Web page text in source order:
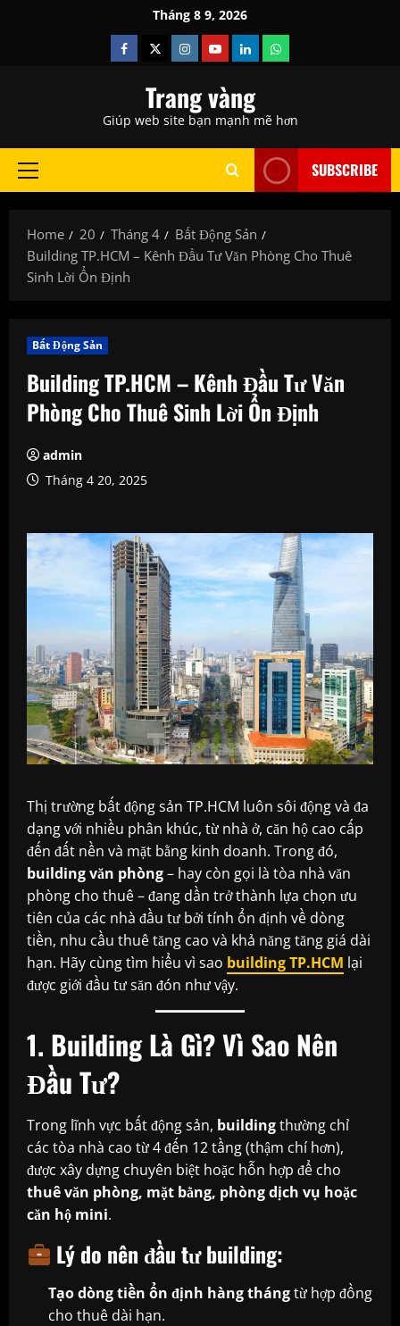
Tháng 8 9, 2026
Facebook
TwitterInstagram
YoutubeLinkedinWhatsapp
Trang vàng
Giúp web site bạn mạnh mẽ hơn
Primary
SUBSCRIBE
Home 20 Tháng 4
Bất Động Sản
Building TP.HCM – Kênh Đầu Tư Văn Phòng Cho Thuê
Sinh Lời Ổn Định
Bất Động Sản
Building TP.HCM – Kênh Đầu Tư Văn
Phòng Cho Thuê Sinh Lời Ổn Định
admin
Tháng 4 20, 2025
Thị trường bất động sản TP.HCM luôn sôi động và đa
dạng với nhiều phân khúc, từ nhà ở, căn hộ cao cấp
đến đất nền và mặt bằng kinh doanh. Trong đó,
building văn phòng– hay còn gọi là tòa nhà văn
phòng cho thuê – đang dần trở thành lựa chọn ưu
tiên của các nhà đầu tư bởi tính ổn định về dòng
tiền, nhu cầu thuê tăng cao và khả năng tăng giá dài
hạn. Hãy cùng tìm hiểu vì sao building TP.HCM lại
được giới đầu tư săn đón như vậy.
1. Building Là Gì? Vì Sao Nên
Đầu Tư?
Trong lĩnh vực bất động sản, buildingthường chỉ
các tòa nhà cao từ 4 đến 12 tầng (thậm chí hơn),
được xây dựng chuyên biệt hoặc hỗn hợp để cho
thuê văn phòng, mặt bằng, phòng dịch vụ hoặc
căn hộ mini.
Lý do nên đầu tư building:
Tạo dòng tiền ổn định hàng thángtừ hợp đồng
cho thuê dài hạn.